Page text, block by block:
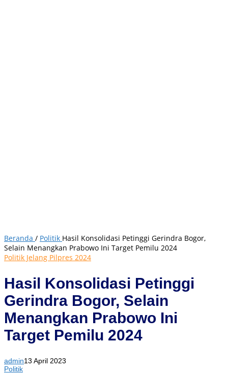
Beranda / Politik Hasil Konsolidasi Petinggi Gerindra Bogor,
Selain Menangkan Prabowo Ini Target Pemilu 2024
Politik Jelang Pilpres 2024
Hasil Konsolidasi Petinggi
Gerindra Bogor, Selain
Menangkan Prabowo Ini
Target Pemilu 2024
admin13 April 2023
Politik